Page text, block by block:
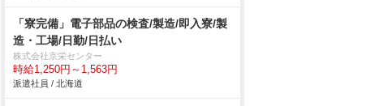
「寮完備」電子部品の検査/製造/即入寮/製
造・工場/日勤/日払い
株式会社京栄センター
時給1,250円～1,563円
派遣社員 / 北海道